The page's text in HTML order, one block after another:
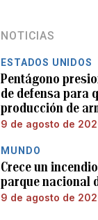
NOTICIAS
ESTADOS UNIDOS
Pentágono
de defensa para
producción de
9 de agosto de
MUNDO
Crece un
parque nacional
9 de agosto de